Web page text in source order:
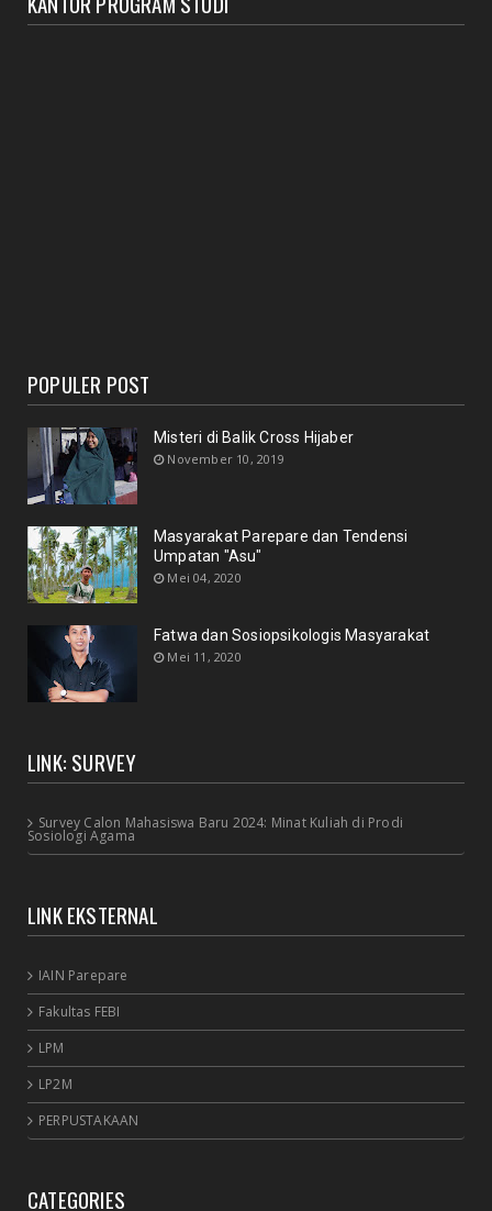
POPULER POST
Misteri di Balik Cross Hijaber
November 10, 2019
Masyarakat Parepare dan Tendensi
Umpatan "Asu"
Mei 04, 2020
Fatwa dan Sosiopsikologis Masyarakat
Mei 11, 2020
LINK: SURVEY
Survey Calon Mahasiswa Baru 2024: Minat Kuliah di Prodi
Sosiologi Agama
LINK EKSTERNAL
IAIN Parepare
Fakultas FEBI
LPM
LP2M
PERPUSTAKAAN
CATEGORIES